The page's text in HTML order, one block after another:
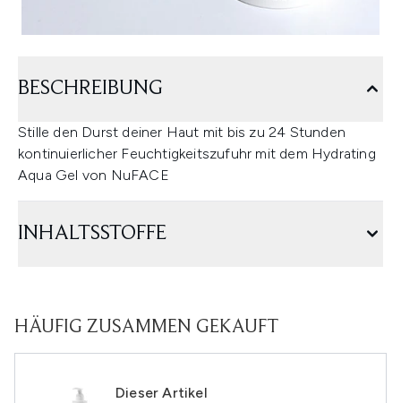
BESCHREIBUNG
Stille den Durst deiner Haut mit bis zu 24 Stunden
kontinuierlicher Feuchtigkeitszufuhr mit dem Hydrating
Aqua Gel von NuFACE
INHALTSSTOFFE
HÄUFIG ZUSAMMEN GEKAUFT
Dieser Artikel